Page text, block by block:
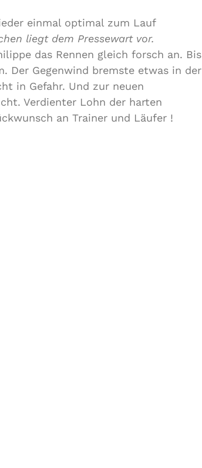
einmal optimal zum Lauf
liegt dem Pressewart vor.
das Rennen gleich forsch an. Bis
Der Gegenwind bremste etwas in der
in Gefahr. Und zur neuen
Verdienter Lohn der harten
an Trainer und Läufer !